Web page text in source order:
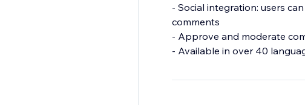
- Social integration: users
comments
- Approve and moderate